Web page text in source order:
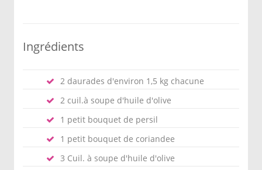
Ingrédients
2 daurades d'environ 1,5 kg chacune
2 cuil.à soupe d'huile d'olive
1 petit bouquet de persil
1 petit bouquet de coriandee
3 Cuil. à soupe d'huile d'olive